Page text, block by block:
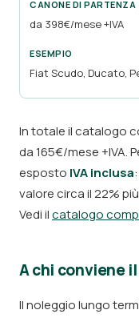
da 398€/mese +IVA
Fiat Scudo, Ducato,
In totale il catalogo
da 165€/mese +IVA.
esposto IVA inclusa
valore circa il 22%
Vedi ilcatalogo
A chi conviene il
Il noleggio lungo